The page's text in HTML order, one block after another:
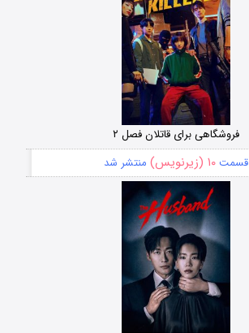
فروشگاهی برای قاتلان فصل ۲
قسمت۱۰ (زیرنویس) منتشر شد